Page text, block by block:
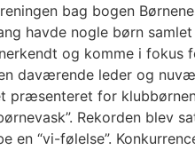
bag bogen
havde nogle børn
og komme i
daværende leder og
præsenteret for
Rekorden blev
en “vi-følelse”.